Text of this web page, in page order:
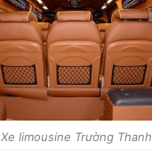
Xe limousine Trường Thanh